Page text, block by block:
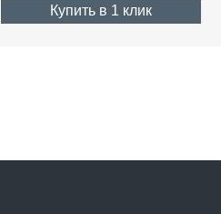
Купить в 1 клик